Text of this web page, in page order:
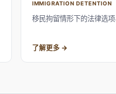
IMMIGRATION DETENTION
移民拘留情形下的法律选项
了解更多